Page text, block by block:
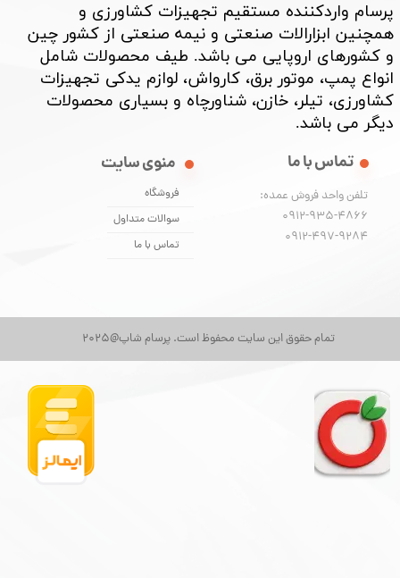
تمام حقوق این سایت محفوظ است. پرسام شاپ@2025
پرسام واردکننده مستقیم تجهیزات کشاورزی و
همچنین ابزارالات صنعتی و نیمه صنعتی از کشور چین
و کشورهای اروپایی می باشد. طیف محصولات شامل
انواع پمپ، موتور برق، کارواش، لوازم یدکی تجهیزات
کشاورزی، تیلر، خازن، شناورچاه و بسیاری محصولات
دیگر می باشد. ​​​​​​​
منوی سایت
فروشگاه
سوالات متداول
تماس با ما
تماس با ما
تلفن واحد فروش عمده:
0912-935-4866
​​​​​​​0912-497-9284